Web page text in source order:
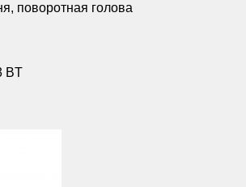
поворотная голова
BT